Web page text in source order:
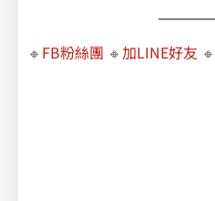
🔸 FB粉絲團 🔸加LINE好友 🔸